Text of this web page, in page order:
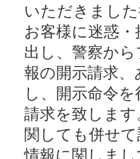
いただきまし
お客様に迷惑
出し、警察か
報の開示請求
し、開示命令
請求を致しま
関しても併せ
情報に関しま